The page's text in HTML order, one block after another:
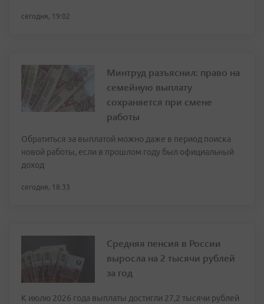
сегодня, 19:02
Минтруд разъяснил: право на
семейную выплату
сохраняется при смене
работы
Обратиться за выплатой можно даже в период поиска
новой работы, если в прошлом году был официальный
доход
сегодня, 18:33
Средняя пенсия в России
выросла на 2 тысячи рублей
за год
К июлю 2026 года выплаты достигли 27,2 тысячи рублей